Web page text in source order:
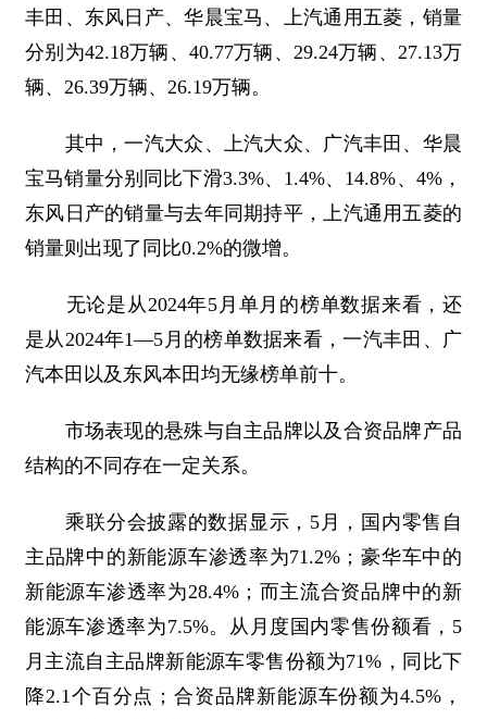
丰田、东风日产、华晨宝马、上汽通用五菱，销量
分别为42.18万辆、40.77万辆、29.24万辆、27.13万
辆、26.39万辆、26.19万辆。
其中，一汽大众、上汽大众、广汽丰田、华晨
宝马销量分别同比下滑3.3%、1.4%、14.8%、4%，
东风日产的销量与去年同期持平，上汽通用五菱的
销量则出现了同比0.2%的微增。
无论是从2024年5月单月的榜单数据来看，还
是从2024年1—5月的榜单数据来看，一汽丰田、广
汽本田以及东风本田均无缘榜单前十。
市场表现的悬殊与自主品牌以及合资品牌产品
结构的不同存在一定关系。
乘联分会披露的数据显示，5月，国内零售自
主品牌中的新能源车渗透率为71.2%；豪华车中的
新能源车渗透率为28.4%；而主流合资品牌中的新
能源车渗透率为7.5%。从月度国内零售份额看，5
月主流自主品牌新能源车零售份额为71%，同比下
降2.1个百分点；合资品牌新能源车份额为4.5%，